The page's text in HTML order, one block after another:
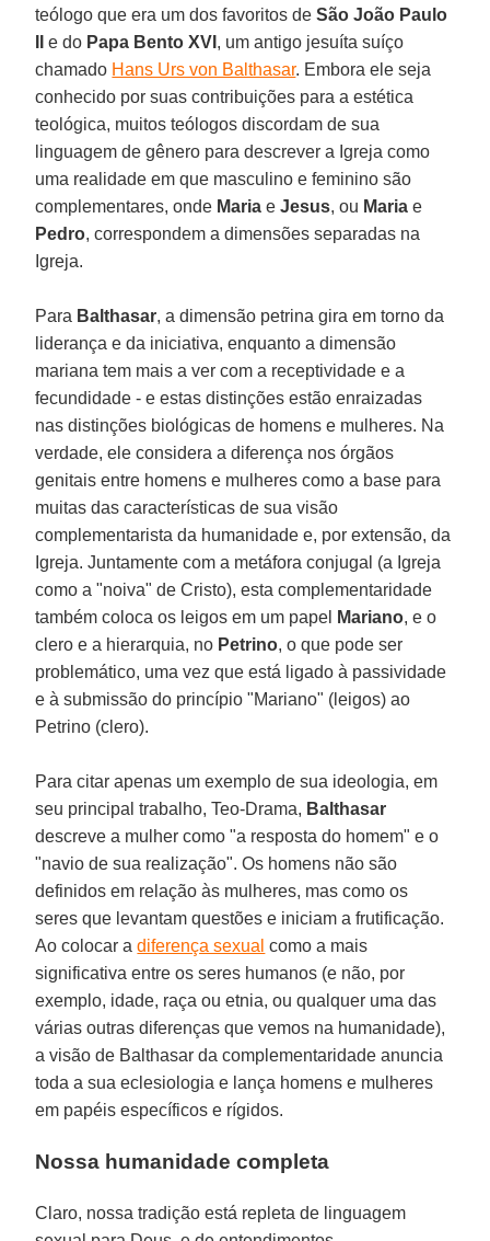
teólogo que era um dos favoritos deSão João Paulo
e do Papa Bento XVI , um antigo jesuíta suíço
chamado Hans Urs von Balthasar. Embora ele seja
conhecido por suas contribuições para a estética
teológica, muitos teólogos discordam de sua
linguagem de gênero para descrever a Igreja como
uma realidade em que masculino e feminino são
complementares, onde Maria eJesus, ou Maria e
Pedro, correspondem a dimensões separadas na
Igreja.
Para Balthasar, a dimensão petrina gira em torno da
liderança e da iniciativa, enquanto a dimensão
mariana tem mais a ver com a receptividade e a
fecundidade - e estas distinções estão enraizadas
nas distinções biológicas de homens e mulheres. Na
verdade, ele considera a diferença nos órgãos
genitais entre homens e mulheres como a base para
muitas das características de sua visão
complementarista da humanidade e, por extensão, da
Igreja. Juntamente com a metáfora conjugal (a Igreja
como a "noiva" de Cristo), esta complementaridade
também coloca os leigos em um papel
Mariano, e o
clero e a hierarquia, no Petrino, o que pode ser
problemático, uma vez que está ligado à passividade
e à submissão do princípio "Mariano" (leigos) ao
Petrino (clero).
Para citar apenas um exemplo de sua ideologia, em
seu principal trabalho, Teo-Drama, Balthasar
descreve a mulher como "a resposta do homem" e o
"navio de sua realização". Os homens não são
definidos em relação às mulheres, mas como os
seres que levantam questões e iniciam a frutificação.
Ao colocar adiferença sexual como a mais
significativa entre os seres humanos (e não, por
exemplo, idade, raça ou etnia, ou qualquer uma das
várias outras diferenças que vemos na humanidade),
a visão de Balthasar da complementaridade anuncia
toda a sua eclesiologia e lança homens e mulheres
em papéis específicos e rígidos.
Nossa humanidade completa
Claro, nossa tradição está repleta de linguagem